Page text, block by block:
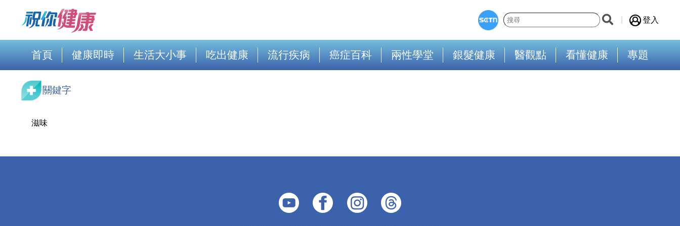
登入
首頁 健康即時 生活大小事 吃出健康 流行疾病 癌症百科 兩性學堂 銀髮健康 醫觀點 看懂健康 專題
關鍵字
滋味